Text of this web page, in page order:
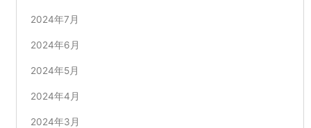
2024年7月
2024年6月
2024年5月
2024年4月
2024年3月